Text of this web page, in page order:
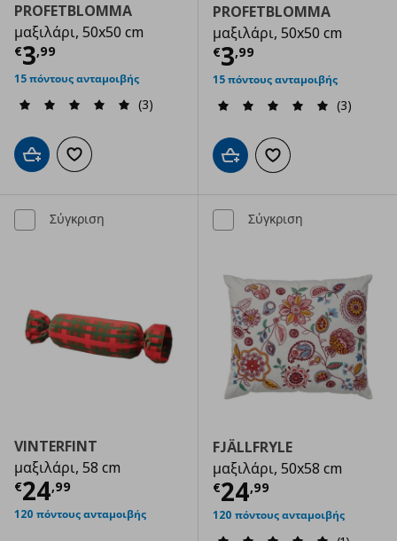
PROFETBLOMMA
μαξιλάρι, 50x50 cm
€3,99
Τρέχουσα τιμή € 3,99
15 πόντους ανταμοιβής
(3)
Προσθήκη στο καλάθι
Προσθήκη στα αγαπημένα
PROFETBLOMMA
μαξιλάρι, 50x50 cm
€3,99
Τρέχουσα
15 πόντους ανταμοιβής
(3)
Προσθήκη στο καλάθι
Προσθήκη στα
Σύγκριση
VINTERFINT
μαξιλάρι, 58 cm
€24,99
Τρέχουσα τιμή € 24,99
120 πόντους ανταμοιβής
Σύγκριση
FJÄLLFRYLE
μαξιλάρι, 50x58 cm
€24,99
Τρέχουσα
120 πόντους ανταμοιβής